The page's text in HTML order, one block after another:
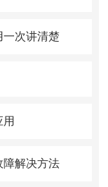
一次讲清楚
障解决方法